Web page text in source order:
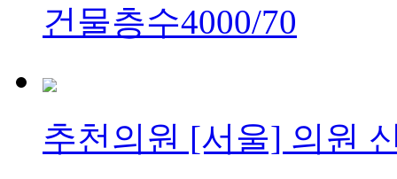
건물층수4000/70
추천의원 [서울] 의원